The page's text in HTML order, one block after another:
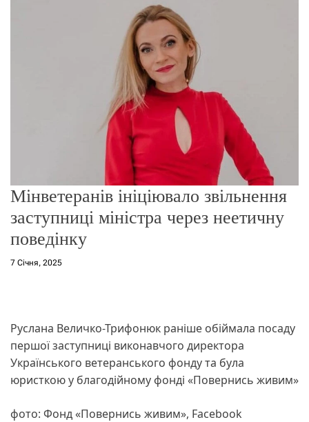
Мінветеранів ініціювало звільнення
заступниці міністра через неетичну
поведінку
7 Січня, 2025
Руслана Величко-Трифонюк раніше обіймала посаду
першої заступниці виконавчого директора
Українського ветеранського фонду та була
юристкою у благодійному фонді «Повернись живим»
фото: Фонд «Повернись живим», Facebook